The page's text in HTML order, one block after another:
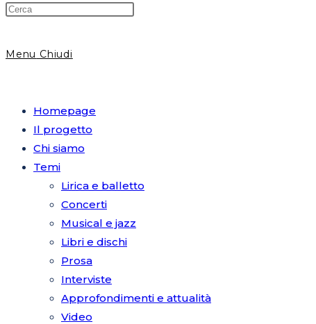
Menu Chiudi
Homepage
Il progetto
Chi siamo
Temi
Lirica e balletto
Concerti
Musical e jazz
Libri e dischi
Prosa
Interviste
Approfondimenti e attualità
Video